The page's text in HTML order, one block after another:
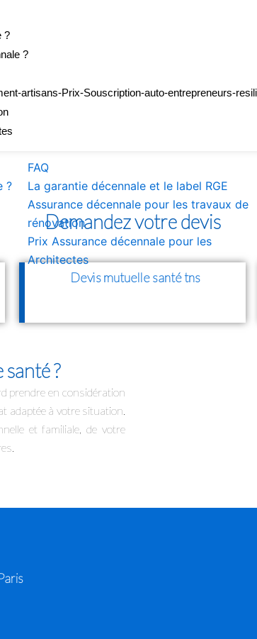
?
?
artisans-Prix-Souscription-auto-entrepreneurs-
?
FAQ
La garantie décennale et le label RGE
Assurance décennale pour les travaux de
rénovation
Prix Assurance décennale pour les
Architectes
Demandez votre devis
Devis mutuelle santé tns
?
prendre en considération
adaptée à votre situation.
et familiale, de votre